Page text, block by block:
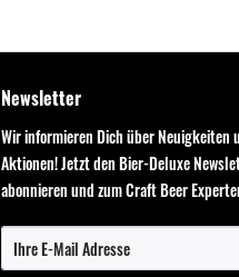
Newsletter
Wir informieren Dich über Neuigkeiten
Aktionen! Jetzt den Bier-Deluxe
abonnieren und zum Craft Beer